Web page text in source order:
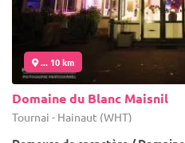
... 10 km
Domaine du Blanc Maisnil
Tournai - Hainaut (WHT)